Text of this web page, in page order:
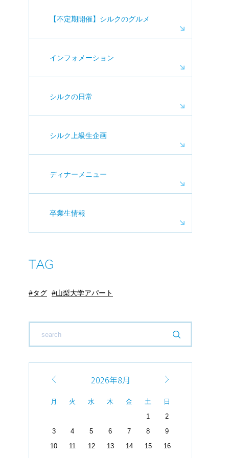
【不定期開催】シルクのグルメ
インフォメーション
シルクの日常
シルク上級生企画
ディナーメニュー
卒業生情報
タグ 山梨大学アパート
2026年8月
月 火 水 木 金 土
日
1
2
3
4 5 6 7 8
9
10
11 12 13 14 15
16